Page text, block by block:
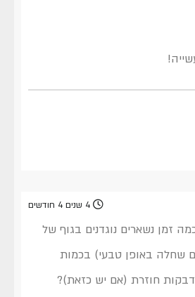
4 שנים 4 חודשים
זמן נשארים נוגדנים בגוף של
שחלה באופן טבעי) בכמות
חוזרת (אם יש כזאת)?